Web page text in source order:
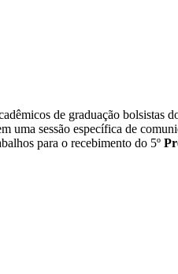
de graduação bolsistas
sessão específica de
para o recebimento do 5º